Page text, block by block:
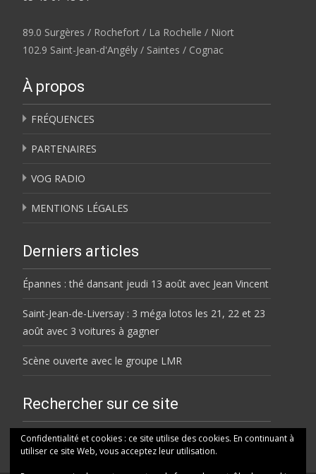
89.0 Surgères / Rochefort / La Rochelle / Niort
102.9 Saint-Jean-d'Angély / Saintes / Cognac
À propos
FRÉQUENCES
PARTENAIRES
VOG RADIO
MENTIONS LÉGALES
Derniers articles
Épannes : thé dansant jeudi 13 août avec Jean Vincent
Saint-Jean-de-Liversay : 3 méga lotos les 21, 22 et 23
août avec 3 voitures à gagner
Scène ouverte avec le groupe LMR
Rechercher sur ce site
Rechercher
Confidentialité et cookies : ce site utilise des cookies. En continuant à
utiliser ce site Web, vous acceptez leur utilisation.